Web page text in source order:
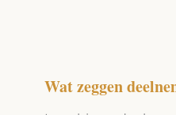
Wat zeggen